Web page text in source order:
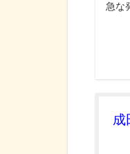
急な
成